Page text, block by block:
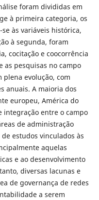
foram divididas em
à primeira categoria, os
às variáveis histórica,
à segunda, foram
cocitação e coocorrência
as pesquisas no campo
plena evolução, com
anuais. A maioria dos
europeu, América do
integração entre o campo
de administração
estudos vinculados às
aquelas
e ao desenvolvimento
diversas lacunas e
de governança de redes
a serem